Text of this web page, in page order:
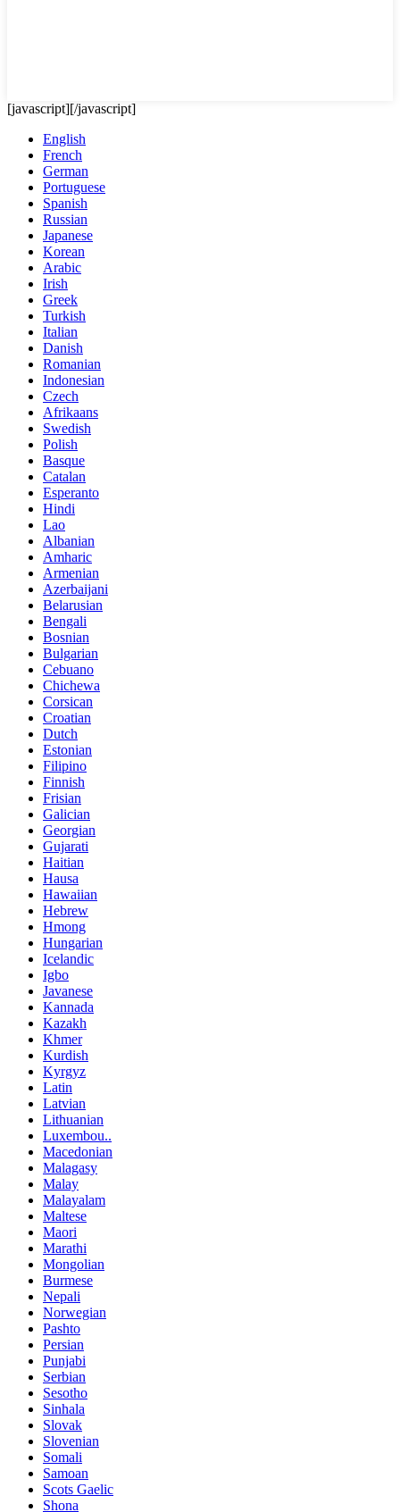
[javascript][/javascript]
English
French
German
Portuguese
Spanish
Russian
Japanese
Korean
Arabic
Irish
Greek
Turkish
Italian
Danish
Romanian
Indonesian
Czech
Afrikaans
Swedish
Polish
Basque
Catalan
Esperanto
Hindi
Lao
Albanian
Amharic
Armenian
Azerbaijani
Belarusian
Bengali
Bosnian
Bulgarian
Cebuano
Chichewa
Corsican
Croatian
Dutch
Estonian
Filipino
Finnish
Frisian
Galician
Georgian
Gujarati
Haitian
Hausa
Hawaiian
Hebrew
Hmong
Hungarian
Icelandic
Igbo
Javanese
Kannada
Kazakh
Khmer
Kurdish
Kyrgyz
Latin
Latvian
Lithuanian
Luxembou..
Macedonian
Malagasy
Malay
Malayalam
Maltese
Maori
Marathi
Mongolian
Burmese
Nepali
Norwegian
Pashto
Persian
Punjabi
Serbian
Sesotho
Sinhala
Slovak
Slovenian
Somali
Samoan
Scots Gaelic
Shona